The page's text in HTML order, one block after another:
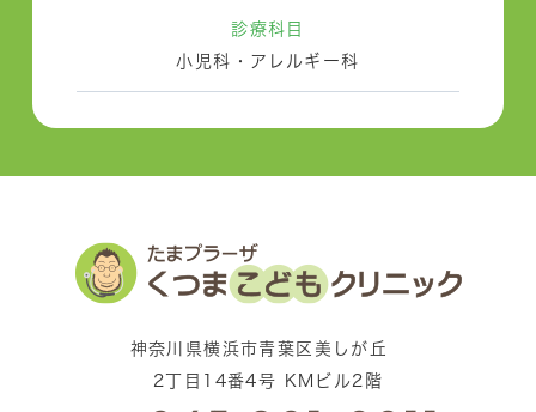
診療科目
小児科・アレルギー科
神奈川県横浜市青葉区美しが丘
2丁目14番4号 KMビル2階